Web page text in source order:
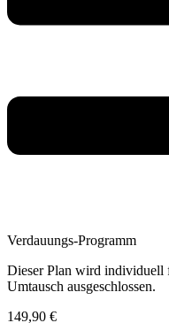
Verdauungs-Programm
Dieser Plan wird individuell
Umtausch ausgeschlossen.
149,90 €